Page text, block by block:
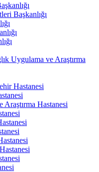
Başkanlığı
Uygulama ve Araştırma
Hastanesi
Araştırma Hastanesi